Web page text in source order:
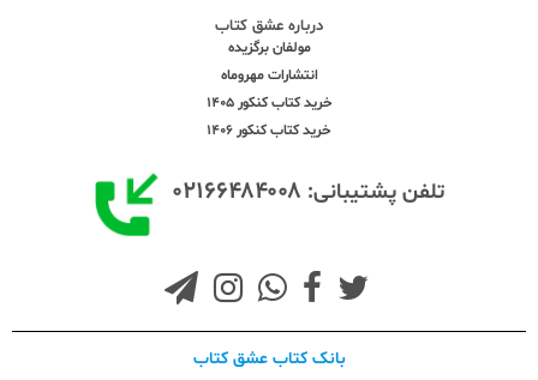
درباره عشق کتاب
مولفان برگزیده
انتشارات مهروماه
خرید کتاب کنکور 1405
خرید کتاب کنکور 1406
تلفن پشتیبانی: ۰۲۱۶۶۴۸۴۰۰۸
بانک کتاب عشق کتاب